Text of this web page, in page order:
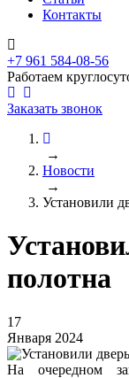
Контакты
+7 961 584-08-56
Работаем
Заказать звонок
→
Новости
→
Установили
полотна
17
Января 2024
На очередном